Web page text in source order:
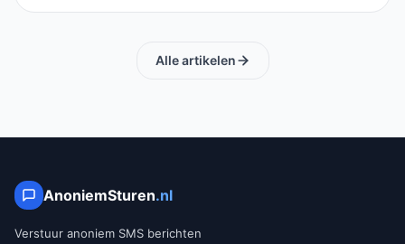
Alle artikelen
AnoniemSturen.nl
Verstuur anoniem SMS berichten